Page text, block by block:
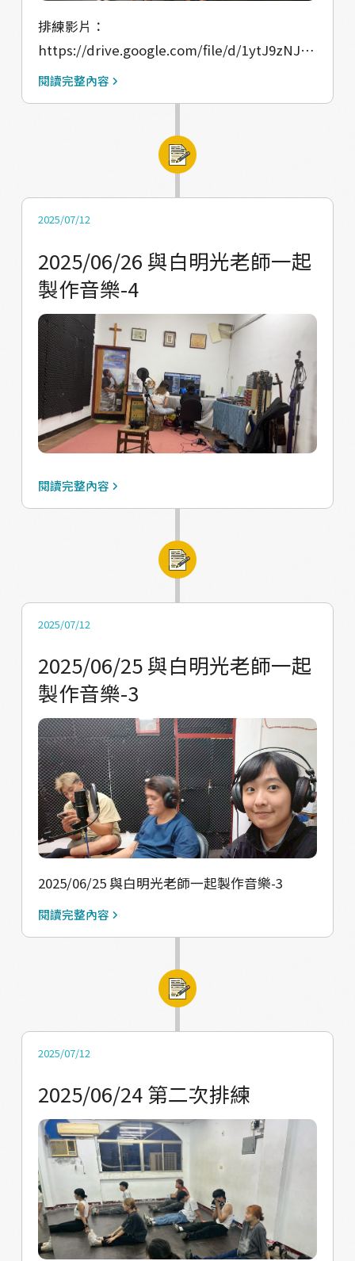
排練影片：
https://drive.google.com/file/d/1ytJ9zNJL
mqbQUYs_FLi8bs6GdVZTeIxw/view?
閱讀完整內容
2025/07/12
2025/06/26 與白明光老師一起
製作音樂-4
閱讀完整內容
2025/07/12
2025/06/25 與白明光老師一起
製作音樂-3
2025/06/25 與白明光老師一起製作音樂-3
閱讀完整內容
2025/07/12
2025/06/24 第二次排練